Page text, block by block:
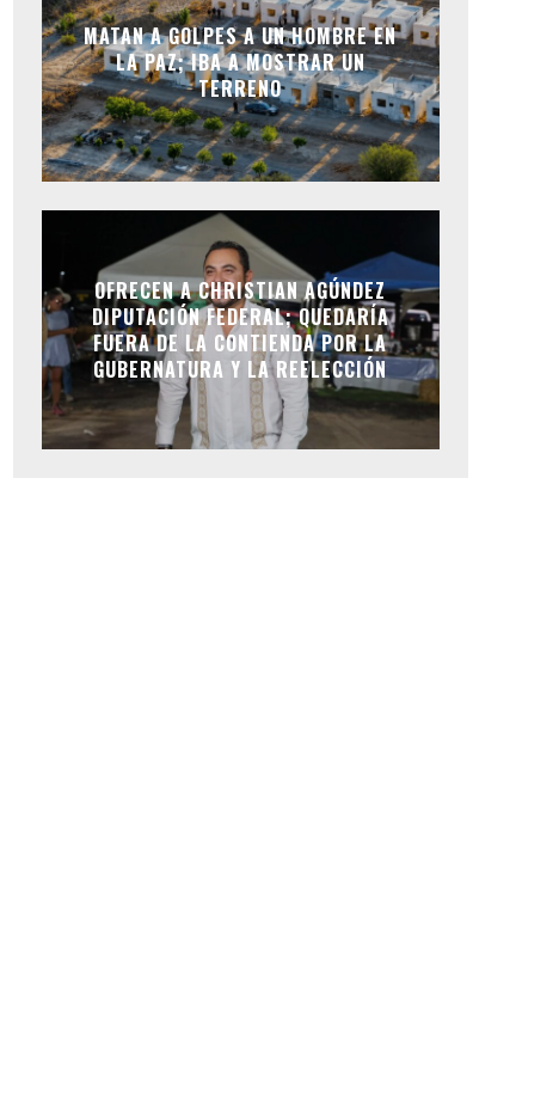
MATAN A GOLPES A UN HOMBRE EN
LA PAZ; IBA A MOSTRAR UN
TERRENO
OFRECEN A CHRISTIAN AGÚNDEZ
DIPUTACIÓN FEDERAL; QUEDARÍA
FUERA DE LA CONTIENDA POR LA
GUBERNATURA Y LA REELECCIÓN